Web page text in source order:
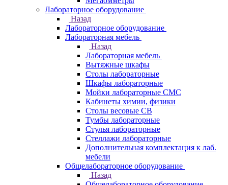
Лабораторное оборудование
Назад
Лабораторное оборудование
Лабораторная мебель
Назад
Лабораторная мебель
Вытяжные шкафы
Столы лабораторные
Шкафы лабораторные
Мойки лабораторные СМС
Кабинеты химии, физики
Столы весовые СВ
Тумбы лабораторные
Стулья лабораторные
Стеллажи лабораторные
Дополнительная комплектация к лаб.
мебели
Общелабораторное оборудование
Назад